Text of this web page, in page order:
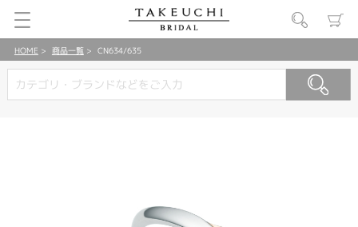
HOME 商品一覧 CN634/635